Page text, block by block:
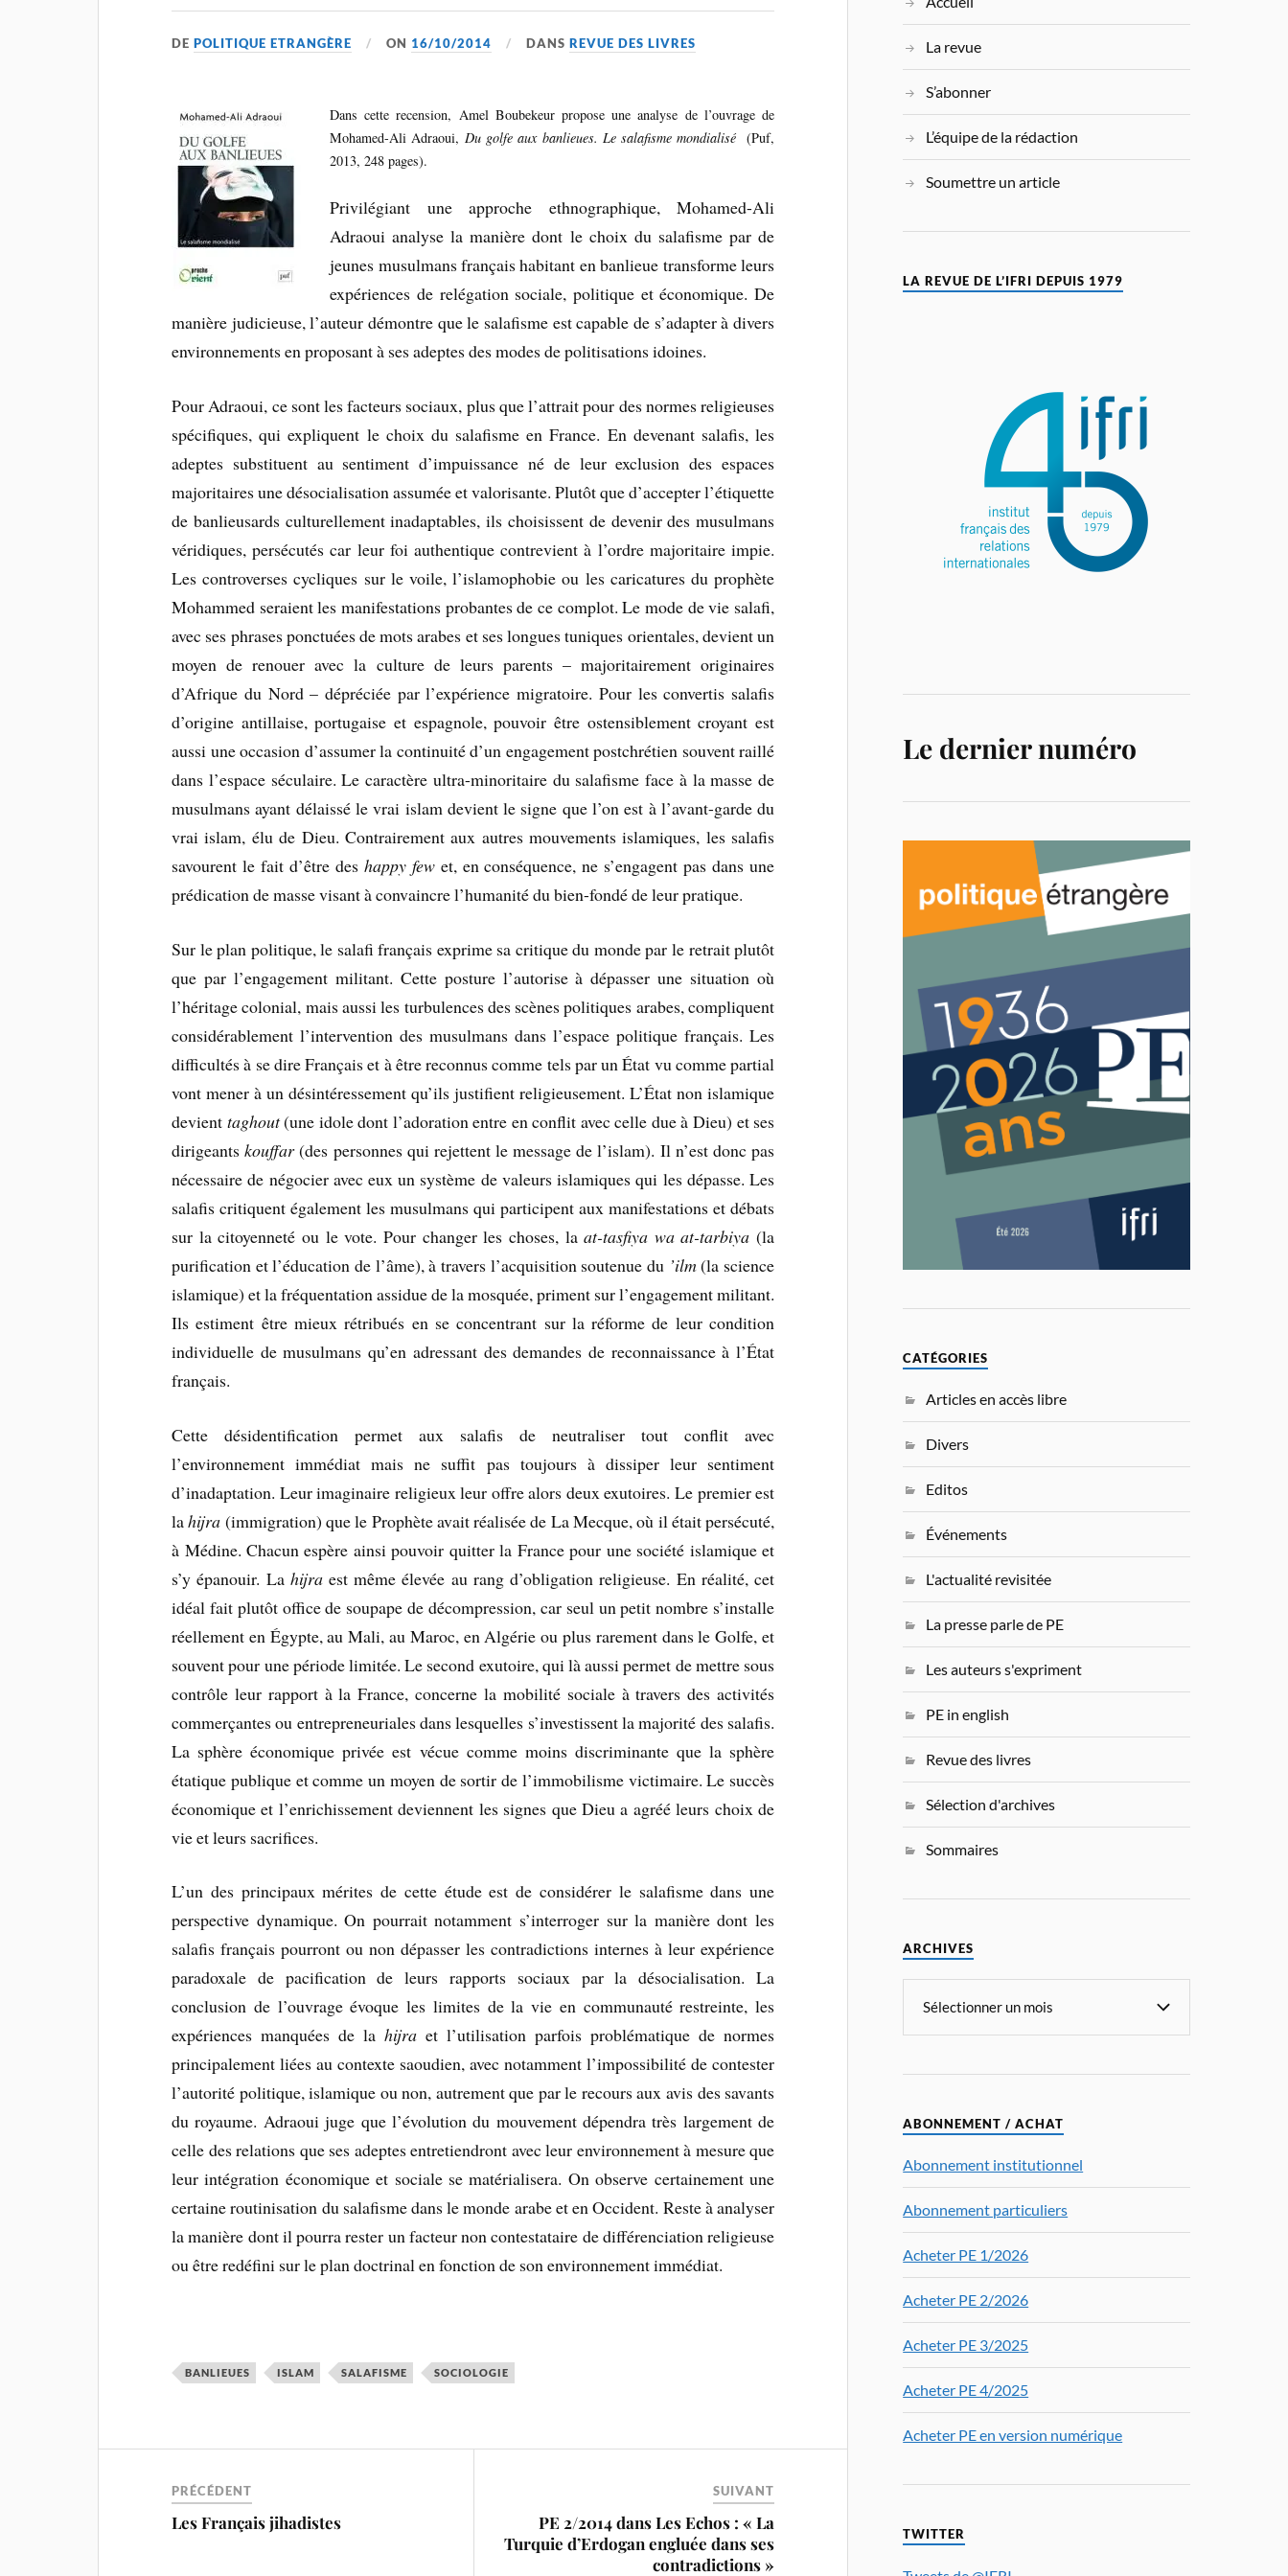
DEPOLITIQUE ETRANGÈRE ON 16/10/2014 DANSREVUE DES LIVRES
Dans cette recension, Amel Boubekeur propose une analyse de l’ouvrage de
Mohamed-Ali Adraoui,Du golfe aux banlieues. Le salafisme mondialisé(Puf,
2013, 248 pages).
Privilégiant une approche ethnographique, Mohamed-Ali
Adraoui analyse la manière dont le choix du salafisme par de
jeunes musulmans français habitant en banlieue transforme leurs
expériences de relégation sociale, politique et économique. De
manière judicieuse, l’auteur démontre que le salafisme est capable de s’adapter à divers
environnements en proposant à ses adeptes des modes de politisations idoines.
Pour Adraoui, ce sont les facteurs sociaux, plus que l’attrait pour des normes religieuses
spécifiques, qui expliquent le choix du salafisme en France. En devenant salafis, les
adeptes substituent au sentiment d’impuissance né de leur exclusion des espaces
majoritaires une désocialisation assumée et valorisante. Plutôt que d’accepter l’étiquette
de banlieusards culturellement inadaptables, ils choisissent de devenir des musulmans
véridiques, persécutés car leur foi authentique contrevient à l’ordre majoritaire impie.
Les controverses cycliques sur le voile, l’islamophobie ou les caricatures du prophète
Mohammed seraient les manifestations probantes de ce complot. Le mode de vie salafi,
avec ses phrases ponctuées de mots arabes et ses longues tuniques orientales, devient un
moyen de renouer avec la culture de leurs parents – majoritairement originaires
d’Afrique du Nord – dépréciée par l’expérience migratoire. Pour les convertis salafis
d’origine antillaise, portugaise et espagnole, pouvoir être ostensiblement croyant est
aussi une occasion d’assumer la continuité d’un engagement postchrétien souvent raillé
dans l’espace séculaire. Le caractère ultra-minoritaire du salafisme face à la masse de
musulmans ayant délaissé le vrai islam devient le signe que l’on est à l’avant-garde du
vrai islam, élu de Dieu. Contrairement aux autres mouvements islamiques, les salafis
savourent le fait d’être des happy fewet, en conséquence, ne s’engagent pas dans une
prédication de masse visant à convaincre l’humanité du bien-fondé de leur pratique.
Sur le plan politique, le salafi français exprime sa critique du monde par le retrait plutôt
que par l’engagement militant. Cette posture l’autorise à dépasser une situation où
l’héritage colonial, mais aussi les turbulences des scènes politiques arabes, compliquent
considérablement l’intervention des musulmans dans l’espace politique français. Les
difficultés à se dire Français et à être reconnus comme tels par un État vu comme partial
vont mener à un désintéressement qu’ils justifient religieusement. L’État non islamique
devient taghout(une idole dont l’adoration entre en conflit avec celle due à Dieu) et ses
dirigeantskouffar(des personnes qui rejettent le message de l’islam). Il n’est donc pas
nécessaire de négocier avec eux un système de valeurs islamiques qui les dépasse. Les
salafis critiquent également les musulmans qui participent aux manifestations et débats
sur la citoyenneté ou le vote. Pour changer les choses, laat-tasfiya wa at-tarbiya(la
purification et l’éducation de l’âme), à travers l’acquisition soutenue du ’ilm(la science
islamique) et la fréquentation assidue de la mosquée, priment sur l’engagement militant.
Ils estiment être mieux rétribués en se concentrant sur la réforme de leur condition
individuelle de musulmans qu’en adressant des demandes de reconnaissance à l’État
français.
Cette désidentification permet aux salafis de neutraliser tout conflit avec
l’environnement immédiat mais ne suffit pas toujours à dissiper leur sentiment
d’inadaptation. Leur imaginaire religieux leur offre alors deux exutoires. Le premier est
lahijra (immigration) que le Prophète avait réalisée de La Mecque, où il était persécuté,
à Médine. Chacun espère ainsi pouvoir quitter la France pour une société islamique et
s’y épanouir. Lahijraest même élevée au rang d’obligation religieuse. En réalité, cet
idéal fait plutôt office de soupape de décompression, car seul un petit nombre s’installe
réellement en Égypte, au Mali, au Maroc, en Algérie ou plus rarement dans le Golfe, et
souvent pour une période limitée. Le second exutoire, qui là aussi permet de mettre sous
contrôle leur rapport à la France, concerne la mobilité sociale à travers des activités
commerçantes ou entrepreneuriales dans lesquelles s’investissent la majorité des salafis.
La sphère économique privée est vécue comme moins discriminante que la sphère
étatique publique et comme un moyen de sortir de l’immobilisme victimaire. Le succès
économique et l’enrichissement deviennent les signes que Dieu a agréé leurs choix de
vie et leurs sacrifices.
L’un des principaux mérites de cette étude est de considérer le salafisme dans une
perspective dynamique. On pourrait notamment s’interroger sur la manière dont les
salafis français pourront ou non dépasser les contradictions internes à leur expérience
paradoxale de pacification de leurs rapports sociaux par la désocialisation. La
conclusion de l’ouvrage évoque les limites de la vie en communauté restreinte, les
expériences manquées de lahijra et l’utilisation parfois problématique de normes
principalement liées au contexte saoudien, avec notamment l’impossibilité de contester
l’autorité politique, islamique ou non, autrement que par le recours aux avis des savants
du royaume. Adraoui juge que l’évolution du mouvement dépendra très largement de
celle des relations que ses adeptes entretiendront avec leur environnement à mesure que
leur intégration économique et sociale se matérialisera. On observe certainement une
certaine routinisation du salafisme dans le monde arabe et en Occident. Reste à analyser
la manière dont il pourra rester un facteur non contestataire de différenciation religieuse
ou être redéfini sur le plan doctrinal en fonction de son environnement immédiat.
BANLIEUES ISLAM SALAFISME SOCIOLOGIE
PRÉCÉDENT
Les Français jihadistes
SUIVANT
PE 2/2014 dans Les Echos : « La
Turquie d’Erdogan engluée dans ses
contradictions »
La revue
S’abonner
L’équipe de la rédaction
Soumettre un article
LA REVUE DE L’IFRI DEPUIS 1979
Le dernier numéro
CATÉGORIES
Articles en accès libre
Divers
Editos
Événements
L'actualité revisitée
La presse parle de PE
Les auteurs s'expriment
PE in english
Revue des livres
Sélection d'archives
Sommaires
ARCHIVES
ABONNEMENT / ACHAT
Abonnement institutionnel
Abonnement particuliers
Acheter PE 1/2026
Acheter PE 2/2026
Acheter PE 3/2025
Acheter PE 4/2025
Acheter PE en version numérique
TWITTER